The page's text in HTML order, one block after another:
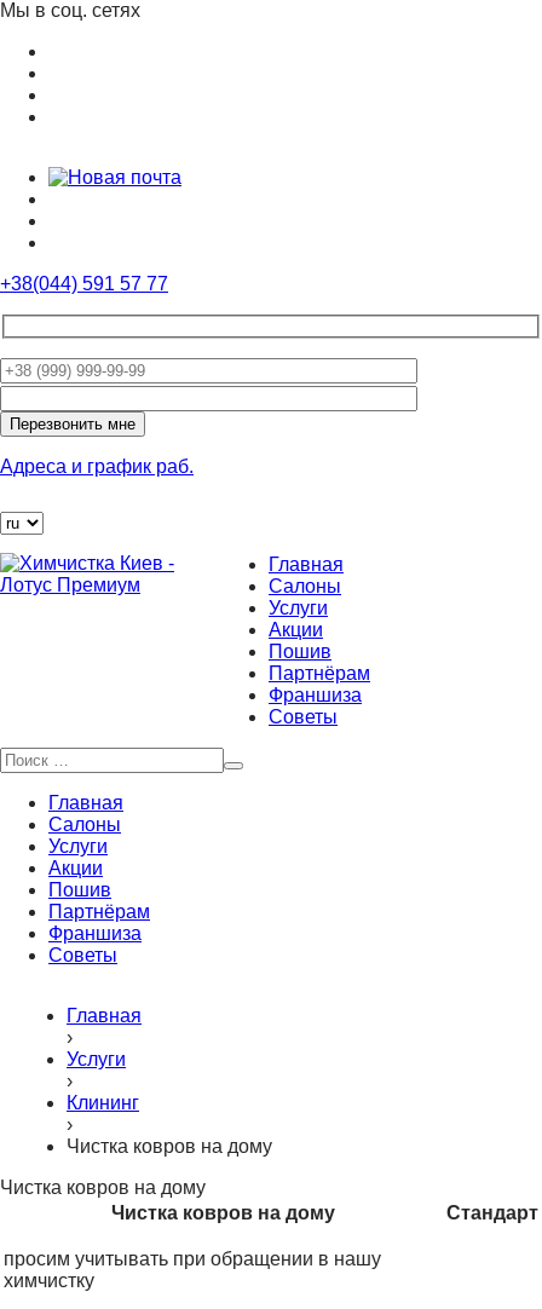
Мы в соц. сетях
+38(044) 591 57 77
это
поле
пустым.
Адреса и график раб.
Главная
Салоны
Услуги
Акции
Пошив
Партнёрам
Франшиза
Советы
Главная
Салоны
Услуги
Акции
Пошив
Партнёрам
Франшиза
Советы
Главная
›
Услуги
›
Клининг
›
Чистка ковров на дому
Чистка ковров на дому
Чистка ковров на дому
Стандарт
просим учитывать при обращении в нашу
химчистку